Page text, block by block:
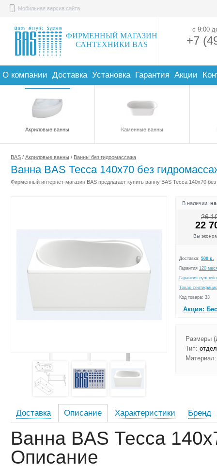
ФИРМЕННЫЙ МАГАЗИН
САНТЕХНИКИ BAS
Мобильная версия сайта
+7
с 9:00
О компании Доставка Установка Гарантия Акции
Акриловые ванны Каменные ванны
BAS / Акриловые ванны / Ванны без гидромассажа
Ванна BAS Тесса 140х70 без
Фирменный интернет-магазин BAS предлагает купить ванну BAS Тесса 140х70
В наличии:
26
22
Вы
Доставка: 500 р.
Гарантия 120
Гарантия лучшей
Товар
Код товара: 33
Акция:
Размеры
Тип:
Материал:
Доставка Описание Характеристики Бренд
Ванна BAS Тесса
Описание